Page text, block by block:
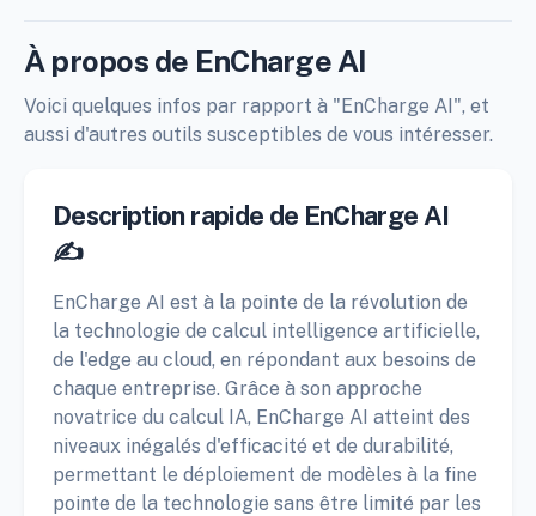
À propos de EnCharge AI
Voici quelques infos par rapport à "EnCharge AI", et
aussi d'autres outils susceptibles de vous intéresser.
Description rapide de EnCharge AI
✍️
EnCharge AI est à la pointe de la révolution de
la technologie de calcul intelligence artificielle,
de l'edge au cloud, en répondant aux besoins de
chaque entreprise. Grâce à son approche
novatrice du calcul IA, EnCharge AI atteint des
niveaux inégalés d'efficacité et de durabilité,
permettant le déploiement de modèles à la fine
pointe de la technologie sans être limité par les